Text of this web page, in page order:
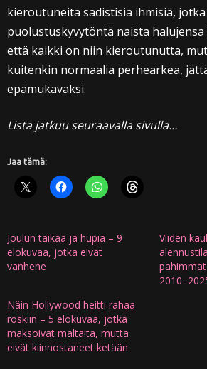
kieroutuneita sadistisia ihmisiä,
puolustuskyvytöntä naista halujensa
että kaikki on niin kieroutunutta,
kuitenkin normaalia perhearkea,
epämukavaksi.
Lista jatkuu seuraavalla sivulla…
Jaa tämä:
Joulun taikaa ja hupia – 9
elokuvaa, jotka eivät
vanhene
Viiden
Näin Hollywood heitti rahaa
roskiin – 5 elokuvaa, jotka
maksoivat maltaita, mutta
eivät kiinnostaneet ketään